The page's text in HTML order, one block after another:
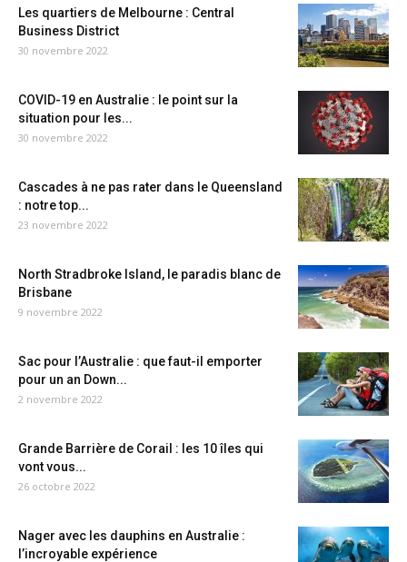
Les quartiers de Melbourne : Central
Business District
30 novembre 2022
COVID-19 en Australie : le point sur la
situation pour les...
30 novembre 2022
Cascades à ne pas rater dans le Queensland
: notre top...
23 novembre 2022
North Stradbroke Island, le paradis blanc de
Brisbane
9 novembre 2022
Sac pour l’Australie : que faut-il emporter
pour un an Down...
2 novembre 2022
Grande Barrière de Corail : les 10 îles qui
vont vous...
26 octobre 2022
Nager avec les dauphins en Australie :
l’incroyable expérience